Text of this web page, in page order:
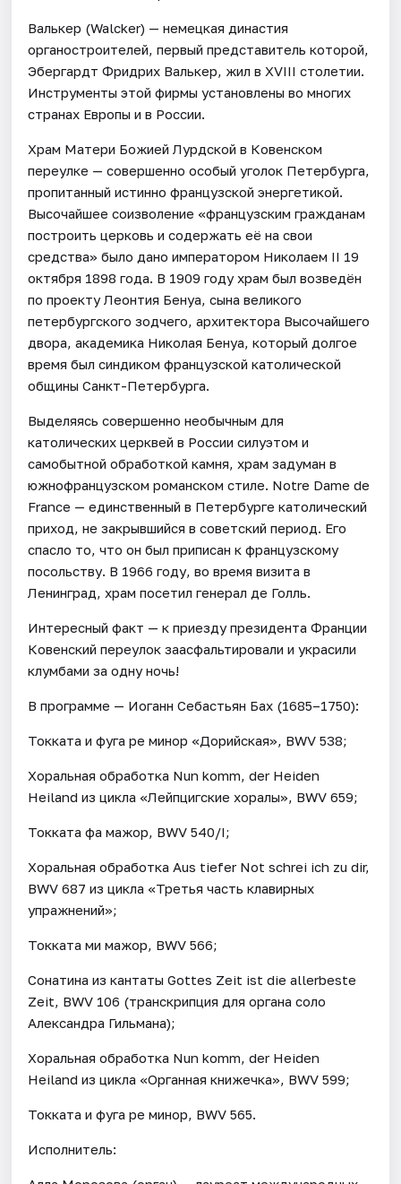
Валькер (Walcker) — немецкая династия
органостроителей, первый представитель которой,
Эбергардт Фридрих Валькер, жил в XVIII столетии.
Инструменты этой фирмы установлены во многих
странах Европы и в России.
Храм Матери Божией Лурдской в Ковенском
переулке — совершенно особый уголок Петербурга,
пропитанный истинно французской энергетикой.
Высочайшее соизволение «французским гражданам
построить церковь и содержать её на свои
средства» было дано императором Николаем II 19
октября 1898 года. В 1909 году храм был возведён
по проекту Леонтия Бенуа, сына великого
петербургского зодчего, архитектора Высочайшего
двора, академика Николая Бенуа, который долгое
время был синдиком французской католической
общины Санкт-Петербурга.
Выделяясь совершенно необычным для
католических церквей в России силуэтом и
самобытной обработкой камня, храм задуман в
южнофранцузском романском стиле. Notre Dame de
France — единственный в Петербурге католический
приход, не закрывшийся в советский период. Его
спасло то, что он был приписан к французскому
посольству. В 1966 году, во время визита в
Ленинград, храм посетил генерал де Голль.
Интересный факт — к приезду президента Франции
Ковенский переулок заасфальтировали и украсили
клумбами за одну ночь!
В программе — Иоганн Себастьян Бах (1685–1750):
Токката и фуга ре минор «Дорийская», BWV 538;
Хоральная обработка Nun komm, der Heiden
Heiland из цикла «Лейпцигские хоралы», BWV 659;
Токката фа мажор, BWV 540/I;
Хоральная обработка Aus tiefer Not schrei ich zu dir,
BWV 687 из цикла «Третья часть клавирных
упражнений»;
Токката ми мажор, BWV 566;
Cонатина из кантаты Gottes Zeit ist die allerbeste
Zeit, BWV 106 (транскрипция для органа соло
Александра Гильмана);
Хоральная обработка Nun komm, der Heiden
Heiland из цикла «Органная книжечка», BWV 599;
Токката и фуга ре минор, BWV 565.
Исполнитель: